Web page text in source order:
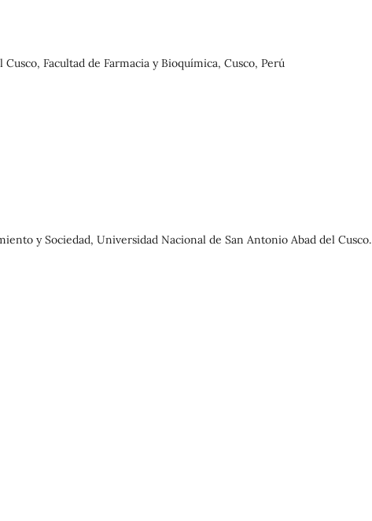
Facultad de Farmacia y Bioquímica, Cusco, Perú
y Sociedad, Universidad Nacional de San Antonio Abad del Cusco.